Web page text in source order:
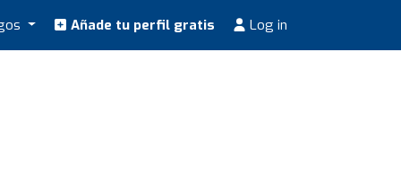
Añade tu perfil gratis Log in